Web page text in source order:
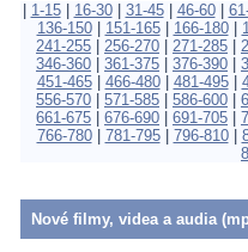
1-15| 16-30| 31-45| 46-60|
136-150| 151-165| 166-180|
241-255
256-270 271-285
346-360
361-375 376-390
451-465| 466-480| 481-495|
556-570
571-585 586-600
661-675
676-690 691-705
766-780| 781-795| 796-810|
Nové filmy, videa a audia